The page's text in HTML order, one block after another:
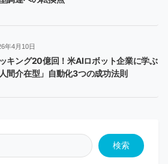
年4月10日
キング20億回！米AIロボット企業に学ぶ
人間介在型」自動化3つの成功法則
検索